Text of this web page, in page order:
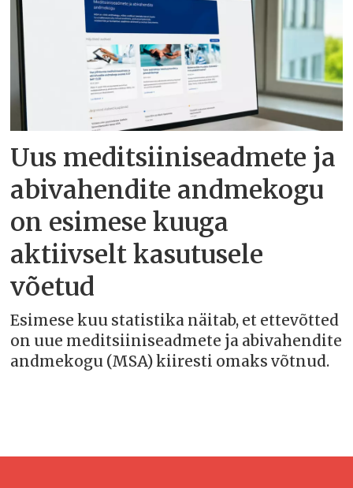
Uus meditsiiniseadmete ja
abivahendite andmekogu
on esimese kuuga
aktiivselt kasutusele
võetud
Esimese kuu statistika näitab, et ettevõtted
on uue meditsiiniseadmete ja abivahendite
andmekogu (MSA) kiiresti omaks võtnud.